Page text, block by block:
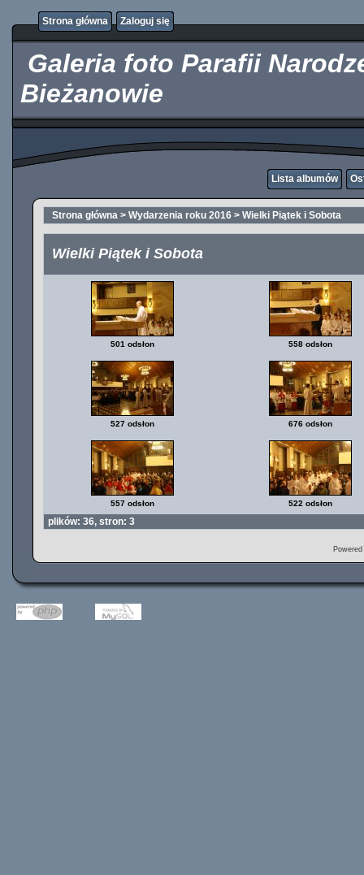
Strona główna
Zaloguj się
Galeria foto Parafii
Bieżanowie
Lista albumów
Strona główna > Wydarzenia roku 2016 > Wielki Piątek i Sobota
Wielki Piątek i Sobota
501 odsłon 558 odsłon
527 odsłon 676 odsłon
557 odsłon 522 odsłon
plików: 36, stron: 3